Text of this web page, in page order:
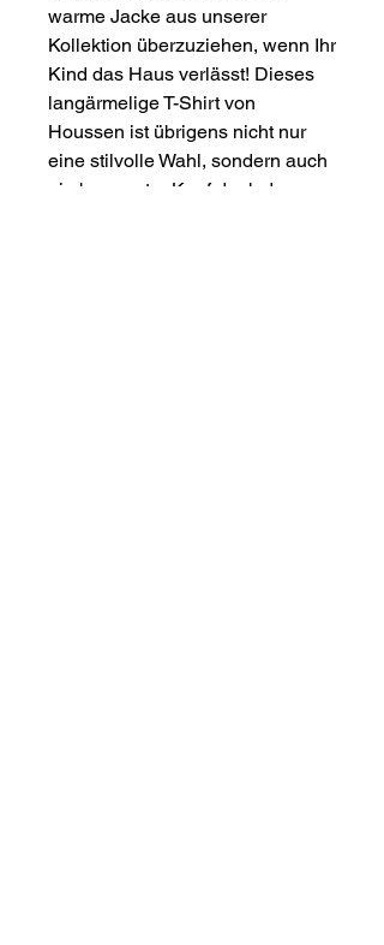
warme Jacke aus unserer
Kollektion überzuziehen, wenn Ihr
Kind das Haus verlässt! Dieses
langärmelige T-Shirt von
Houssen ist übrigens nicht nur
eine stilvolle Wahl, sondern auch
ein bewusster Kauf dank des